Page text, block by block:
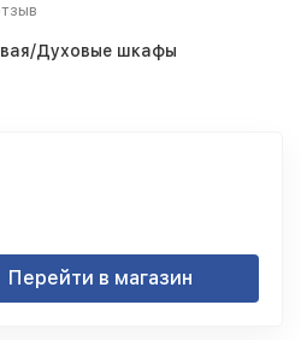
Духовые шкафы
Перейти в магазин